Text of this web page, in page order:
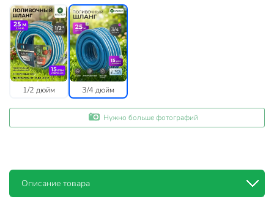
1/2 дюйм 3/4 дюйм
Нужно больше фотографий
Описание товара